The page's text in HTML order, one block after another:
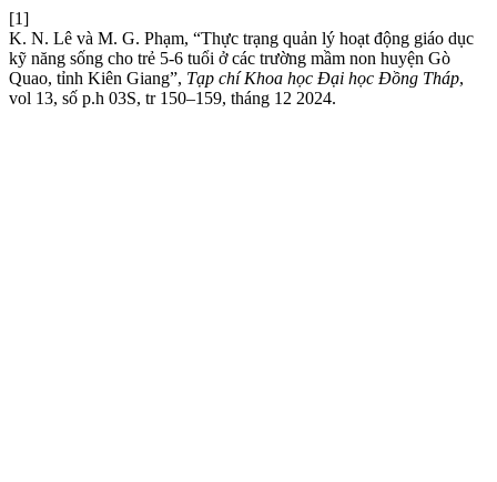
[1]
K. N. Lê và M. G. Phạm, “Thực trạng quản lý hoạt động giáo dục
kỹ năng sống cho trẻ 5-6 tuổi ở các trường mầm non huyện Gò
Quao, tỉnh Kiên Giang”, Tạp chí Khoa học Đại học Đồng Tháp,
vol 13, số p.h 03S, tr 150–159, tháng 12 2024.